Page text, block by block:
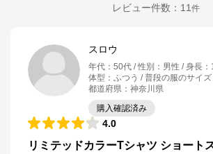
レビュー件数： 11 件
スロウ
年代 ： 50代 性別 ： 男性 身長 ：
体型 ： ふつう 普段の服のサイズ
都道府県 ： 神奈川県
購入確認済み
4.0
リミテッドカラーTシャツ ショート